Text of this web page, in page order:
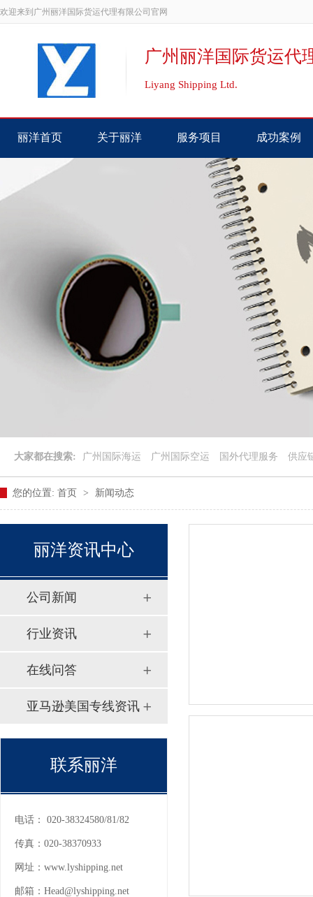
欢迎来到广州丽洋国际货运代理有限公司官网
广州丽洋国际货运代
Liyang Shipping Ltd.
丽洋首页 关于丽洋 服务项目 成功案例
大家都在搜索: 广州国际海运 广州国际空运 国外代理服务 供应
您的位置: 首页 > 新闻动态
丽洋资讯中心
公司新闻
行业资讯
在线问答
亚马逊美国专线资讯
联系丽洋
电话： 020-38324580/81/82
传真： 020-38370933
网址： www.lyshipping.net
邮箱： Head@lyshipping.net